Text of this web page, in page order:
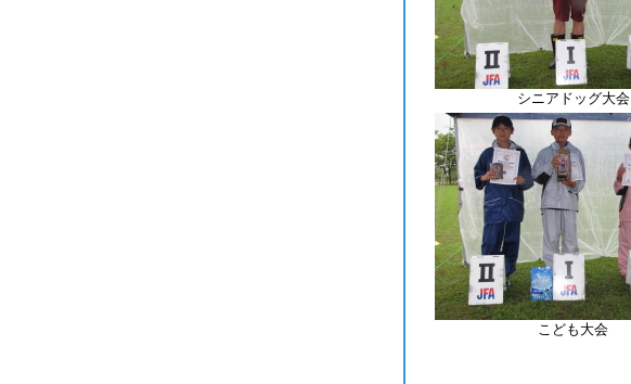
シニアドッグ大会
こども大会